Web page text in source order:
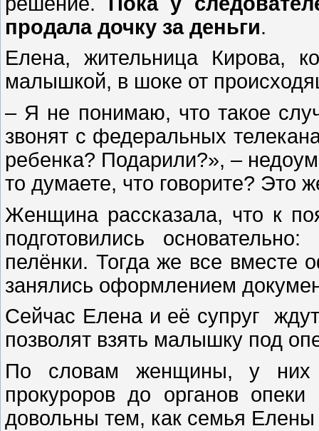
продала дочку за деньги.
Елена, жительница Кирова,
малышкой, в шоке от
– Я не понимаю, что такое
звонят с федеральных
ребенка? Подарили?», –
то думаете, что говорите? Это
Женщина рассказала, что к
подготовились
пелёнки. Тогда же все вместе
занялись оформлением
Сейчас Елена и её супруг
позволят взять малышку под
По словам женщины, у них
прокуроров до органов
довольны тем, как семья